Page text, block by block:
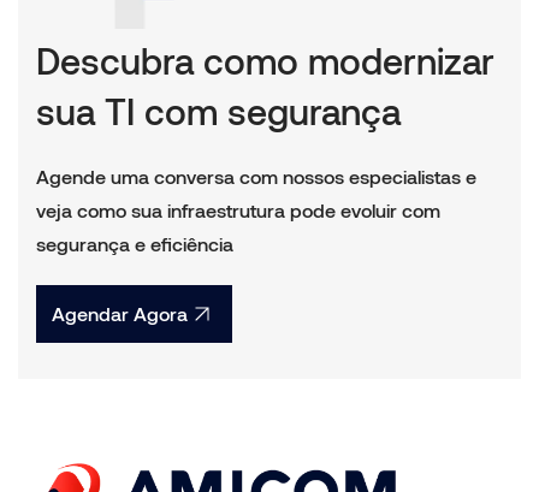
Descubra como modernizar
sua TI com segurança
Agende uma conversa com nossos especialistas e
veja como sua infraestrutura pode evoluir com
segurança e eficiência
Agendar Agora